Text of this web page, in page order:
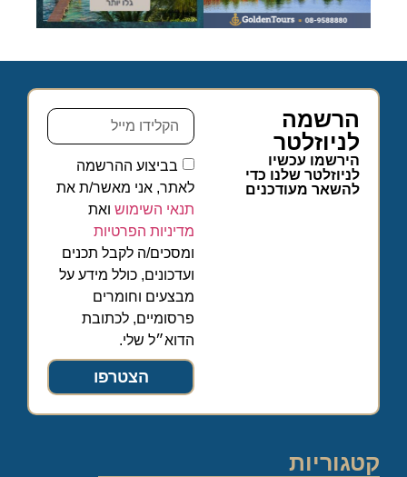
הרשמה
לניוזלטר
הירשמו עכשיו
לניוזלטר שלנו כדי
להשאר מעודכנים
בביצוע ההרשמה
לאתר, אני מאשר/ת את
תנאי השימוש ואת
מדיניות הפרטיות
ומסכים/ה לקבל תכנים
ועדכונים, כולל מידע על
מבצעים וחומרים
פרסומיים, לכתובת
הדוא״ל שלי.
הצטרפו
קטגוריות